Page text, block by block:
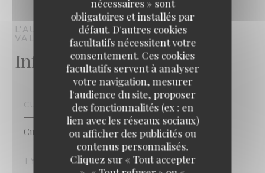
nécessaires » sont
obligatoires et installés par
défaut. D'autres cookies
facultatifs nécessitent votre
consentement. Ces cookies
facultatifs servent à analyser
votre navigation, mesurer
l'audience du site, proposer
des fonctionnalités (ex : en
lien avec les réseaux sociaux)
ou afficher des publicités ou
contenus personnalisés.
Cliquez sur « Tout accepter
L'AUTHENTICBAR RESTAURANT
VAL D'EUROPE
Infos pratiques
CUISINE
Cuisine Traditionnelle, Cuisine Moderne
TYPE DE RESTAURANT